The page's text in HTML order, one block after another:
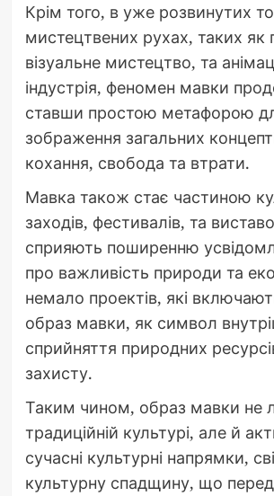
Крім того, в уже розвинутих
мистецтвених рухах, таких як
візуальне мистецтво, та
індустрія, феномен мавки
ставши простою метафорою
зображення загальних
кохання, свобода та втрати.
Мавка також стає частиною
заходів, фестивалів, та
сприяють поширенню
про важливість природи та
немало проектів, які
образ мавки, як символ
сприйняття природних
захисту.
Таким чином, образ мавки не
традиційній культурі, але й
сучасні культурні напрямки,
культурну спадщину, що